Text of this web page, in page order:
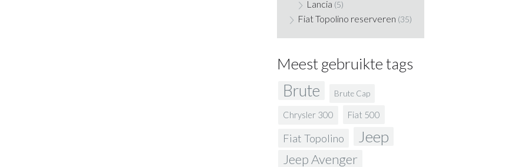
Lancia (5)
Fiat Topolino reserveren (35)
Meest gebruikte tags
Brute Brute Cap
Chrysler 300 Fiat 500
Fiat Topolino Jeep
Jeep Avenger